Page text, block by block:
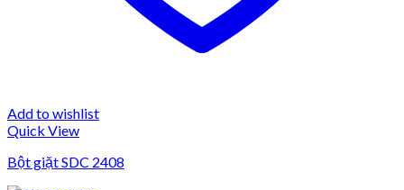
Add to wishlist
Quick View
Bột giặt SDC 2408